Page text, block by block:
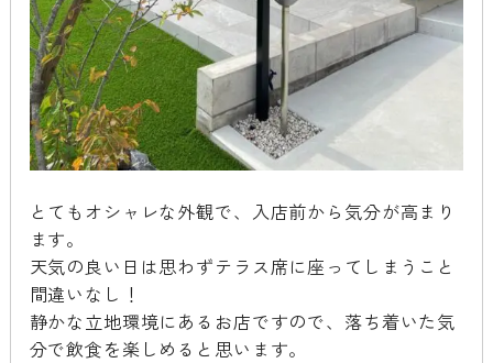
とてもオシャレな外観で、入店前から気分が高まり
ます。
天気の良い日は思わずテラス席に座ってしまうこと
間違いなし！
静かな立地環境にあるお店ですので、落ち着いた気
分で飲食を楽しめると思います。